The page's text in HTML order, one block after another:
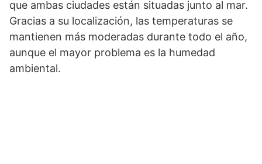
que ambas ciudades están situadas junto al mar.
Gracias a su localización, las temperaturas se
mantienen más moderadas durante todo el año,
aunque el mayor problema es la humedad
ambiental.